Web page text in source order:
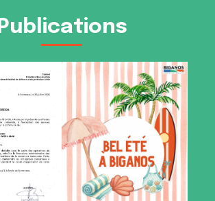
Publications